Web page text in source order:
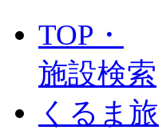
TOP・
施設検索
くるま旅